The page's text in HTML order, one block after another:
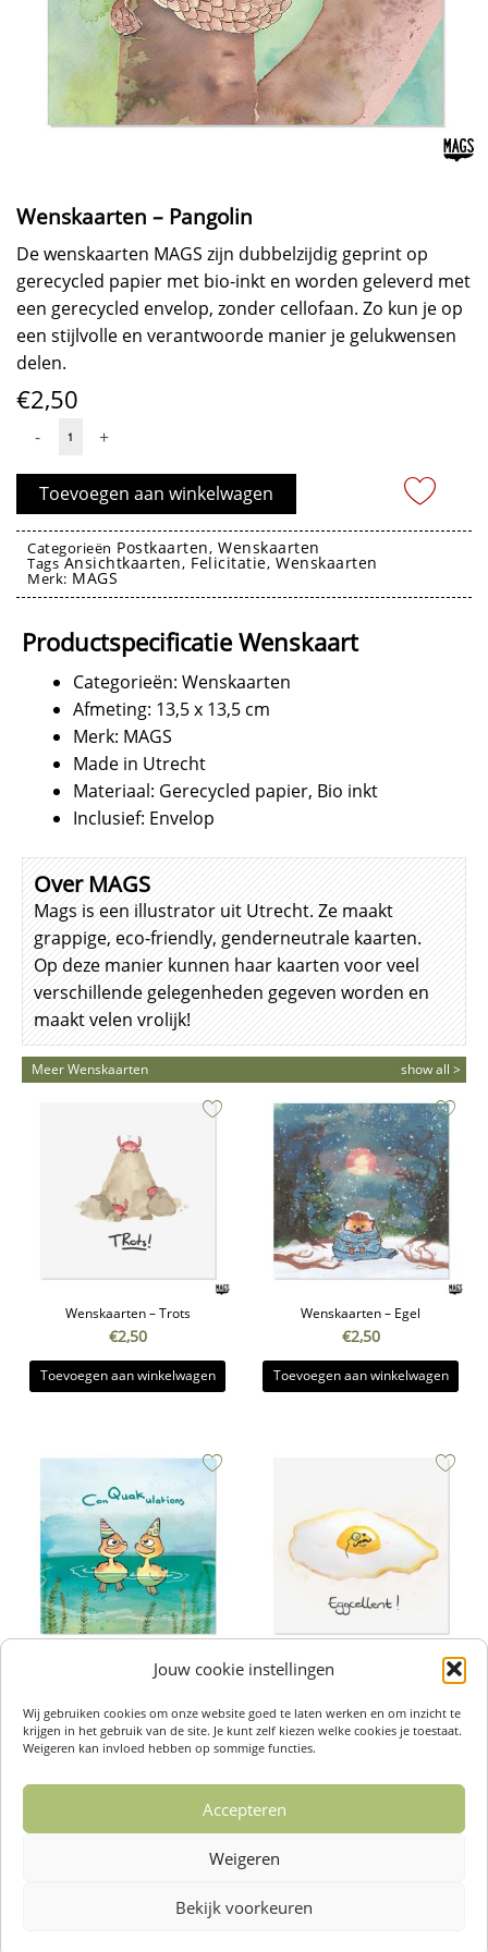
Jouw cookie instellingen
Wij gebruiken cookies om onze website goed te laten werken en om inzicht te
krijgen in het gebruik van de site. Je kunt zelf kiezen welke cookies je toestaat.
Weigeren kan invloed hebben op sommige functies.
Accepteren
Weigeren
Bekijk voorkeuren
Wenskaarten – Pangolin
De wenskaarten MAGS zijn dubbelzijdig geprint op
gerecycled papier met bio-inkt en worden geleverd met
een gerecycled envelop, zonder cellofaan. Zo kun je op
een stijlvolle en verantwoorde manier je gelukwensen
delen.
€2,50
-
Wenskaarten
Pangolin
aantal
+
Toevoegen aan winkelwagen
Categorieën Postkaarten,Wenskaarten
Tags Ansichtkaarten, Felicitatie,Wenskaarten
Merk: MAGS
Productspecificatie Wenskaart
Categorieën: Wenskaarten
Afmeting: 13,5 x 13,5 cm
Merk: MAGS
Made in Utrecht
Materiaal: Gerecycled papier, Bio inkt
Inclusief: Envelop
Over MAGS
Mags is een illustrator uit Utrecht. Ze maakt
grappige, eco-friendly, genderneutrale kaarten.
Op deze manier kunnen haar kaarten voor veel
verschillende gelegenheden gegeven worden en
maakt velen vrolijk!
Meer Wenskaarten show all >
Wenskaarten – Trots
€2,50
Toevoegen aan winkelwagen
Wenskaarten – Egel
€2,50
Toevoegen aan winkelwagen
Wenskaarten – Conquackulations
Toevoegen aan winkelwagen
Wenskaarten – Eggcellent
Toevoegen aan winkelwagen
4 …